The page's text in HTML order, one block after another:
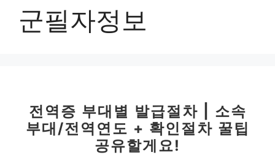
군필자정보
전역증 부대별 발급절차 | 소속
부대/전역연도 + 확인절차 꿀팁
공유할게요!